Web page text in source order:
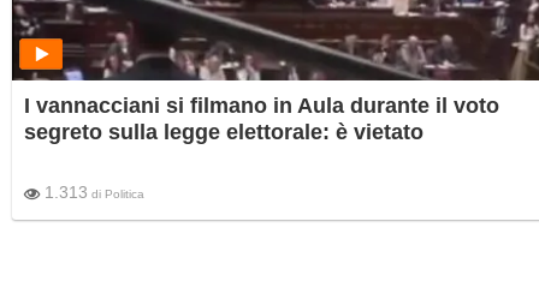
I vannacciani si filmano in Aula durante il voto
segreto sulla legge elettorale: è vietato
1.313 di Politica